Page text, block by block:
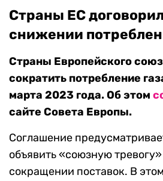
Страны ЕС
снижении
Страны Европейского
сократить потребление
марта 2023 года. Об этом
сайте Совета Европы.
Соглашение
объявить «союзную
сокращении поставок. В